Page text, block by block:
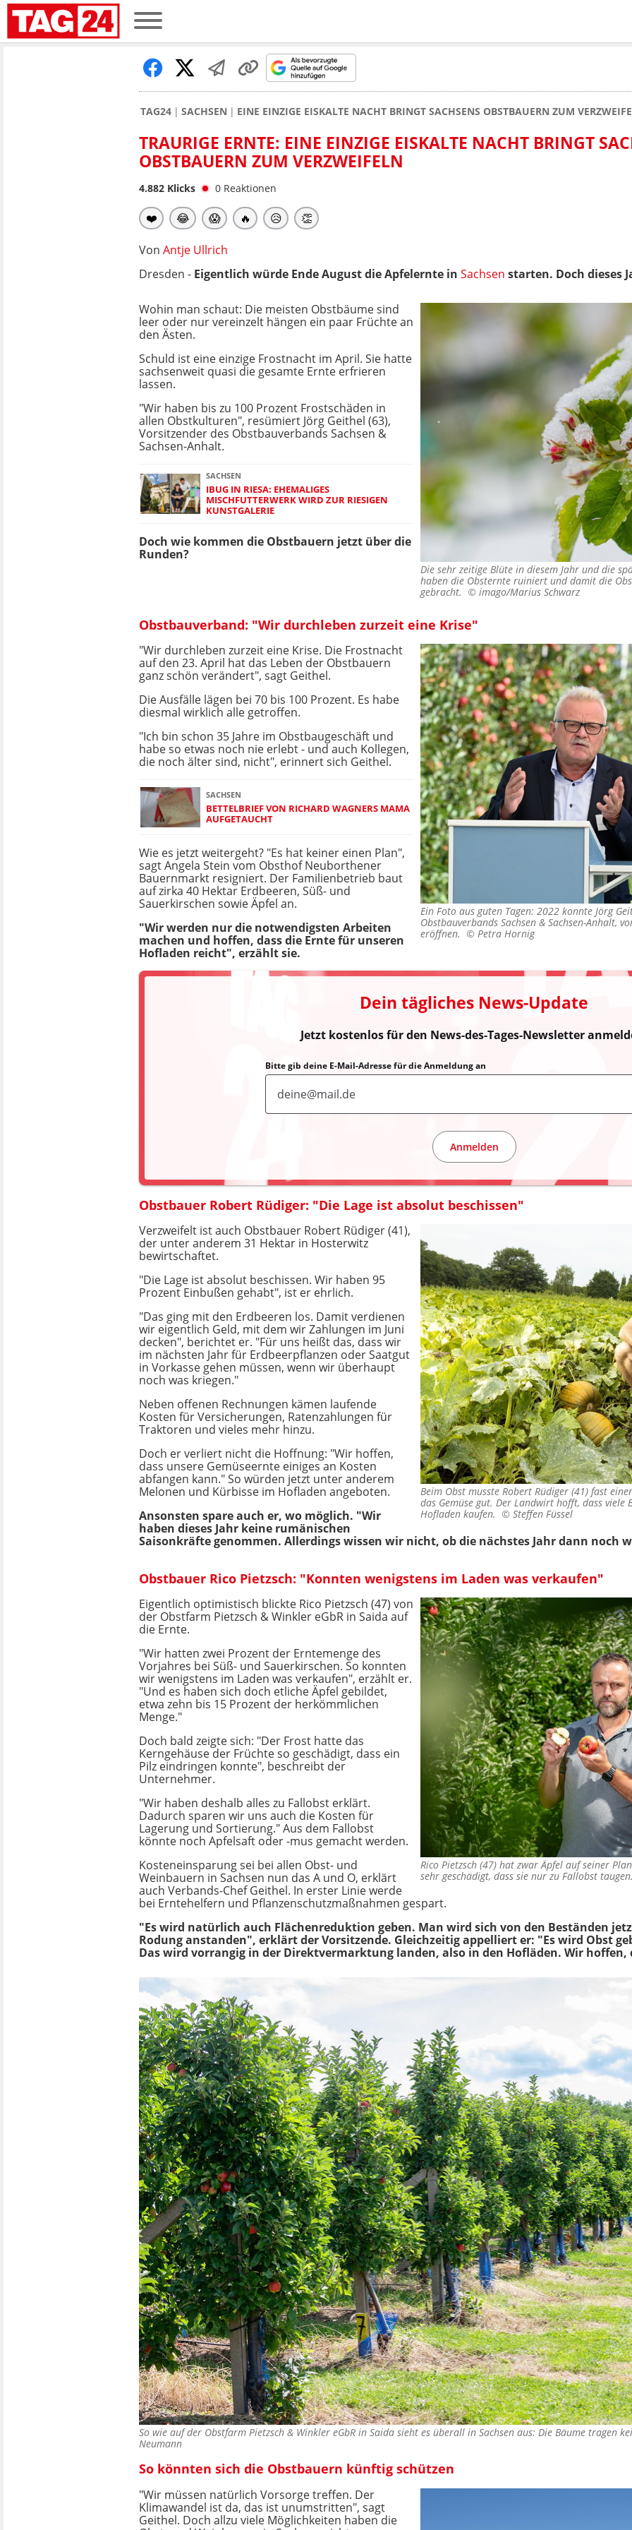
TAG24 SACHSEN EINE EINZIGE EISKALTE NACHT BRINGT SACHSENS OBSTBAUERN ZUM
TRAURIGE ERNTE: EINE EINZIGE EISKALTE NACHT BRINGT
OBSTBAUERN ZUM VERZWEIFELN
4.882 Klicks 0 Reaktionen
❤️ 😂 😱 🔥 😥 👏
Von Antje Ullrich
Dresden - Eigentlich würde Ende August die Apfelernte in Sachsen starten. Doch dieses
Die sehr zeitige Blüte in diesem Jahr und die
haben die Obsternte ruiniert und damit die
gebracht. © imago/Marius Schwarz
Wohin man schaut: Die meisten Obstbäume sind
leer oder nur vereinzelt hängen ein paar Früchte an
den Ästen.
Schuld ist eine einzige Frostnacht im April. Sie hatte
sachsenweit quasi die gesamte Ernte erfrieren
lassen.
"Wir haben bis zu 100 Prozent Frostschäden in
allen Obstkulturen", resümiert Jörg Geithel (63),
Vorsitzender des Obstbauverbands Sachsen &
Sachsen-Anhalt.
SACHSEN
IBUG IN RIESA: EHEMALIGES
MISCHFUTTERWERK WIRD ZUR RIESIGEN
KUNSTGALERIE
Doch wie kommen die Obstbauern jetzt über die
Runden?
Obstbauverband: "Wir durchleben zurzeit eine Krise"
Ein Foto aus guten Tagen: 2022 konnte Jörg
Obstbauverbands Sachsen & Sachsen-Anhalt,
eröffnen. © Petra Hornig
"Wir durchleben zurzeit eine Krise. Die Frostnacht
auf den 23. April hat das Leben der Obstbauern
ganz schön verändert", sagt Geithel.
Die Ausfälle lägen bei 70 bis 100 Prozent. Es habe
diesmal wirklich alle getroffen.
"Ich bin schon 35 Jahre im Obstbaugeschäft und
habe so etwas noch nie erlebt - und auch Kollegen,
die noch älter sind, nicht", erinnert sich Geithel.
SACHSEN
BETTELBRIEF VON RICHARD WAGNERS MAMA
AUFGETAUCHT
Wie es jetzt weitergeht? "Es hat keiner einen Plan",
sagt Angela Stein vom Obsthof Neuborthener
Bauernmarkt resigniert. Der Familienbetrieb baut
auf zirka 40 Hektar Erdbeeren, Süß- und
Sauerkirschen sowie Äpfel an.
"Wir werden nur die notwendigsten Arbeiten
machen und hoffen, dass die Ernte für unseren
Hofladen reicht", erzählt sie.
Dein tägliches News-Update
Jetzt kostenlos für den News-des-Tages-Newsletter
Bitte gib deine E-Mail-Adresse für die Anmeldung an
Anmelden
Obstbauer Robert Rüdiger: "Die Lage ist absolut beschissen"
Beim Obst musste Robert Rüdiger (41) fast
das Gemüse gut. Der Landwirt hofft, dass viele
Hofladen kaufen. © Steffen Füssel
Verzweifelt ist auch Obstbauer Robert Rüdiger (41),
der unter anderem 31 Hektar in Hosterwitz
bewirtschaftet.
"Die Lage ist absolut beschissen. Wir haben 95
Prozent Einbußen gehabt", ist er ehrlich.
"Das ging mit den Erdbeeren los. Damit verdienen
wir eigentlich Geld, mit dem wir Zahlungen im Juni
decken", berichtet er. "Für uns heißt das, dass wir
im nächsten Jahr für Erdbeerpflanzen oder Saatgut
in Vorkasse gehen müssen, wenn wir überhaupt
noch was kriegen."
Neben offenen Rechnungen kämen laufende
Kosten für Versicherungen, Ratenzahlungen für
Traktoren und vieles mehr hinzu.
Doch er verliert nicht die Hoffnung: "Wir hoffen,
dass unsere Gemüseernte einiges an Kosten
abfangen kann." So würden jetzt unter anderem
Melonen und Kürbisse im Hofladen angeboten.
Ansonsten spare auch er, wo möglich. "Wir
haben dieses Jahr keine rumänischen
Saisonkräfte genommen. Allerdings wissen wir nicht, ob die nächstes Jahr dann noch
Obstbauer Rico Pietzsch: "Konnten wenigstens im Laden was verkaufen"
Rico Pietzsch (47) hat zwar Äpfel auf seiner
sehr geschädigt, dass sie nur zu Fallobst
Eigentlich optimistisch blickte Rico Pietzsch (47) von
der Obstfarm Pietzsch & Winkler eGbR in Saida auf
die Ernte.
"Wir hatten zwei Prozent der Erntemenge des
Vorjahres bei Süß- und Sauerkirschen. So konnten
wir wenigstens im Laden was verkaufen", erzählt er.
"Und es haben sich doch etliche Äpfel gebildet,
etwa zehn bis 15 Prozent der herkömmlichen
Menge."
Doch bald zeigte sich: "Der Frost hatte das
Kerngehäuse der Früchte so geschädigt, dass ein
Pilz eindringen konnte", beschreibt der
Unternehmer.
"Wir haben deshalb alles zu Fallobst erklärt.
Dadurch sparen wir uns auch die Kosten für
Lagerung und Sortierung." Aus dem Fallobst
könnte noch Apfelsaft oder -mus gemacht werden.
Kosteneinsparung sei bei allen Obst- und
Weinbauern in Sachsen nun das A und O, erklärt
auch Verbands-Chef Geithel. In erster Linie werde
bei Erntehelfern und Pflanzenschutzmaßnahmen gespart.
"Es wird natürlich auch Flächenreduktion geben. Man wird sich von den Beständen
Rodung anstanden", erklärt der Vorsitzende. Gleichzeitig appelliert er: "Es wird Obst
Das wird vorrangig in der Direktvermarktung landen, also in den Hofläden. Wir
So wie auf der Obstfarm Pietzsch & Winkler eGbR in Saida sieht es überall in Sachsen aus: Die Bäume tragen
Neumann
So könnten sich die Obstbauern künftig schützen
"Wir müssen natürlich Vorsorge treffen. Der
Klimawandel ist da, das ist unumstritten", sagt
Geithel. Doch allzu viele Möglichkeiten haben die